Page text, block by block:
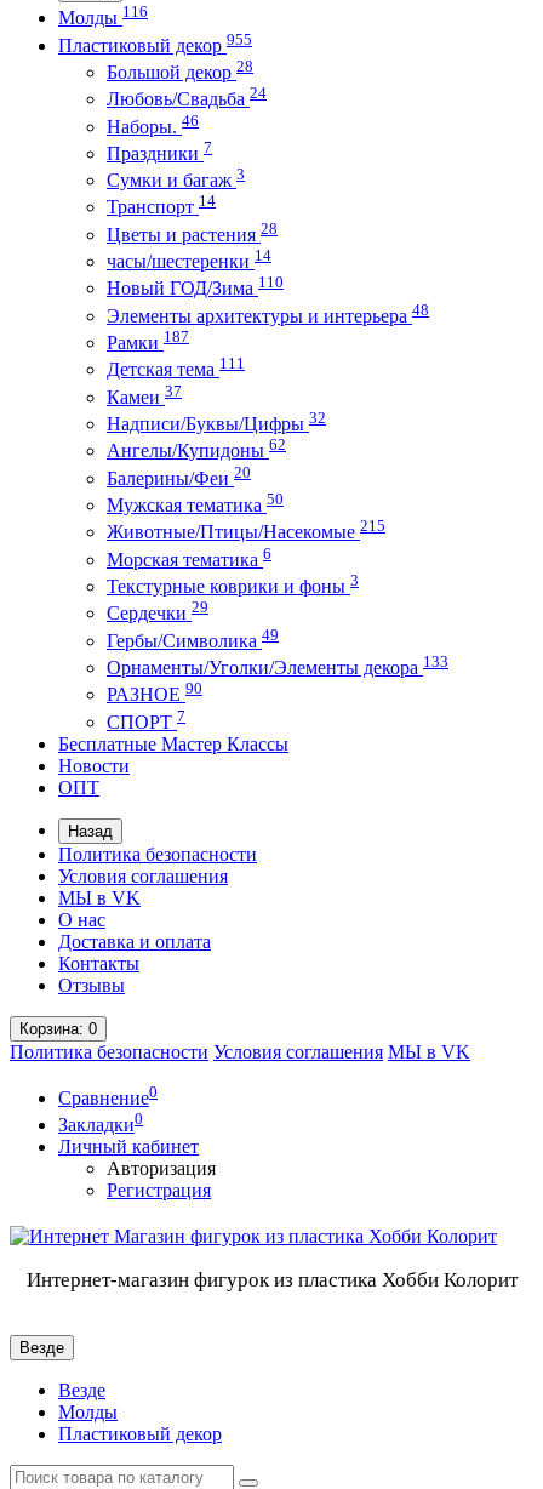
Молды 116
Пластиковый декор 955
Большой декор 28
Любовь/Cвадьба 24
Наборы. 46
Праздники 7
Сумки и багаж 3
Транспорт 14
Цветы и растения 28
часы/шестеренки 14
Новый ГОД/Зима 110
Элементы архитектуры и интерьера 48
Рамки 187
Детская тема 111
Камеи 37
Надписи/Буквы/Цифры 32
Ангелы/Купидоны 62
Балерины/Феи 20
Мужская тематика 50
Животные/Птицы/Насекомые 215
Морская тематика 6
Текстурные коврики и фоны 3
Сердечки 29
Гербы/Символика 49
Орнаменты/Уголки/Элементы декора 133
РАЗНОЕ 90
СПОРТ 7
Бесплатные Мастер Классы
Новости
ОПТ
Назад
Политика безопасности
Условия соглашения
МЫ в VK
О нас
Доставка и оплата
Контакты
Отзывы
Корзина: 0
Политика безопасности Условия соглашения МЫ в VK
Сравнение0
Закладки0
Личный кабинет
Авторизация
Регистрация
Интернет-магазин фигурок из пластика Хобби Колорит
Везде
Везде
Молды
Пластиковый декор